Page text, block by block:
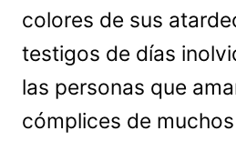
colores de sus
testigos de días
las personas que
cómplices de